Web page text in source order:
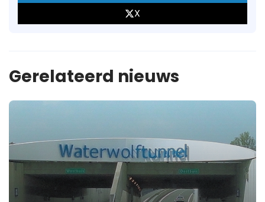
X
Gerelateerd nieuws